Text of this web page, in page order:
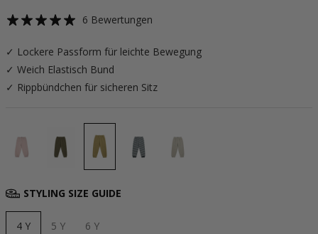
6 Bewertungen
✓ Lockere Passform für leichte Bewegung
✓ Weich Elastisch Bund
✓ Rippbündchen für sicheren Sitz
STYLING SIZE GUIDE
4 Y 5 Y 6 Y